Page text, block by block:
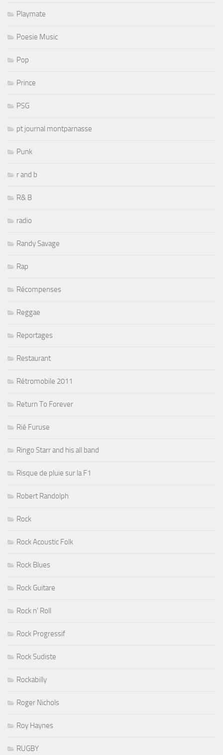
Playmate
Poesie Music
Pop
Prince
PSG
pt journal montparnasse
Punk
r and b
R& B
radio
Randy Savage
Rap
Récompenses
Reggae
Reportages
Restaurant
Rétromobile 2011
Return To Forever
Rié Furuse
Ringo Starr and his all band
Risque de pluie sur la F1
Robert Randolph
Rock
Rock Acoustic Folk
Rock Blues
Rock Guitare
Rock n' Roll
Rock Progressif
Rock Sudiste
Rockabilly
Roger Nichols
Roy Haynes
RUGBY